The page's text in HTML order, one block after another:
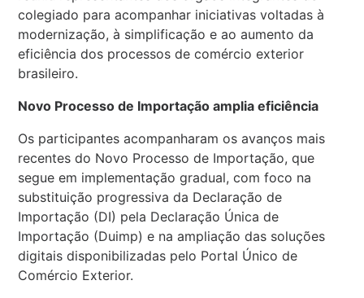
colegiado para acompanhar iniciativas voltadas à
modernização, à simplificação e ao aumento da
eficiência dos processos de comércio exterior
brasileiro.
Novo Processo de Importação amplia eficiência
Os participantes acompanharam os avanços mais
recentes do Novo Processo de Importação, que
segue em implementação gradual, com foco na
substituição progressiva da Declaração de
Importação (DI) pela Declaração Única de
Importação (Duimp) e na ampliação das soluções
digitais disponibilizadas pelo Portal Único de
Comércio Exterior.